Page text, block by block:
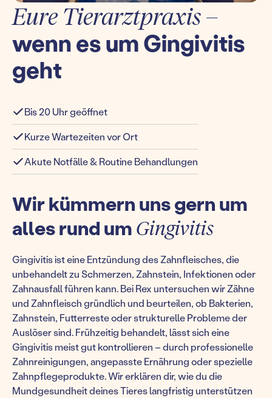
Eure Tierarztpraxis –
wenn es um Gingivitis
geht
Bis 20 Uhr geöffnet
Kurze Wartezeiten vor Ort
Akute Notfälle & Routine Behandlungen
Wir kümmern uns gern um
alles rund umGingivitis
Gingivitis ist eine Entzündung des Zahnfleisches, die
unbehandelt zu Schmerzen, Zahnstein, Infektionen oder
Zahnausfall führen kann. Bei Rex untersuchen wir Zähne
und Zahnfleisch gründlich und beurteilen, ob Bakterien,
Zahnstein, Futterreste oder strukturelle Probleme der
Auslöser sind. Frühzeitig behandelt, lässt sich eine
Gingivitis meist gut kontrollieren – durch professionelle
Zahnreinigungen, angepasste Ernährung oder spezielle
Zahnpflegeprodukte. Wir erklären dir, wie du die
Mundgesundheit deines Tieres langfristig unterstützen